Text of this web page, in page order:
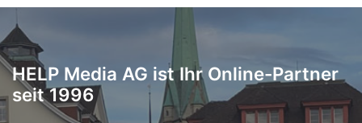
HELP Media AG ist Ihr Online-Partner
seit 1996